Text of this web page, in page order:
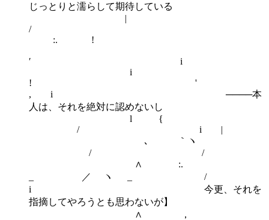
じっとりと濡らして期待している
|
/
:. !
′ i
i
!
, i ────本
人は、それを絶対に認めないし
l {
/ i |
､ ｀ヽ
/ /
∧ :.
_ ／ ヽ _ /
i 今更、それを
指摘してやろうとも思わないが】
∧ ，